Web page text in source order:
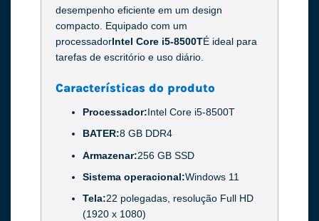
desempenho eficiente em um design
compacto. Equipado com um
processadorIntel Core i5-8500TÉ ideal para
tarefas de escritório e uso diário.
Características do produto
Processador:Intel Core i5-8500T
BATER:8 GB DDR4
Armazenar:256 GB SSD
Sistema operacional:Windows 11
Tela:22 polegadas, resolução Full HD
(1920 x 1080)